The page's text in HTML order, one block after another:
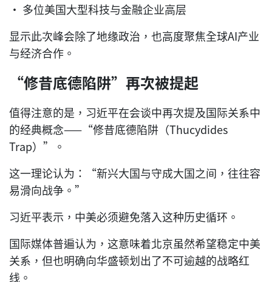
• 多位美国大型科技与金融企业高层
显示此次峰会除了地缘政治，也高度聚焦全球AI产业
与经济合作。
“修昔底德陷阱”再次被提起
值得注意的是，习近平在会谈中再次提及国际关系中
的经典概念——“修昔底德陷阱（Thucydides
Trap）”。
这一理论认为：“新兴大国与守成大国之间，往往容
易滑向战争。”
习近平表示，中美必须避免落入这种历史循环。
国际媒体普遍认为，这意味着北京虽然希望稳定中美
关系，但也明确向华盛顿划出了不可逾越的战略红
线。